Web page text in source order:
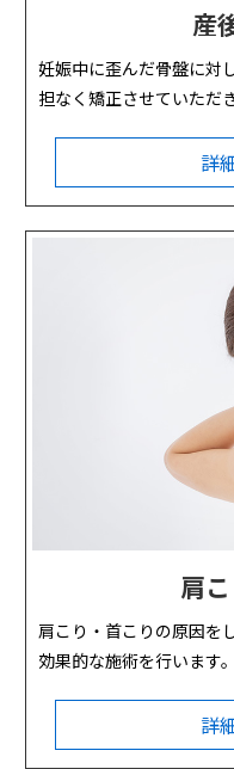
産
妊娠中に歪んだ骨盤に対
担なく矯正させていただ
詳
肩
肩こり・首こりの原因を
効果的な施術を行います。
詳